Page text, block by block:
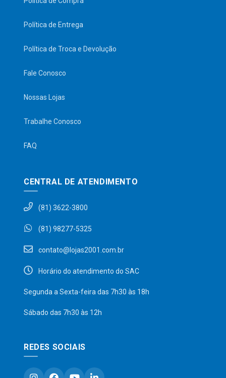
Política de Entrega
Política de Troca e Devolução
Fale Conosco
Nossas Lojas
Trabalhe Conosco
FAQ
CENTRAL DE ATENDIMENTO
(81) 3622-3800
(81) 98277-5325
contato@lojas2001.com.br
Horário do atendimento do SAC
Segunda a Sexta-feira das 7h30 às 18h
Sábado das 7h30 às 12h
REDES SOCIAIS